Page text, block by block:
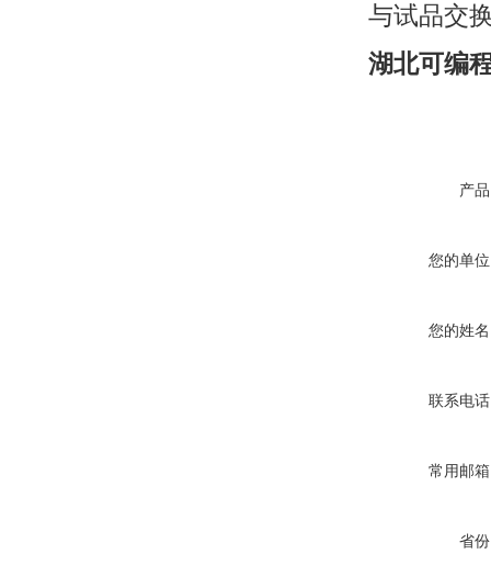
与试品交
湖北可编
产
您的单
您的姓
联系电
常用邮
省